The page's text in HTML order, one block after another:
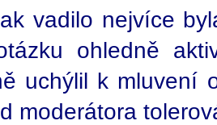
vadilo nejvíce
ohledně
uchýlil k mluvení
moderátora